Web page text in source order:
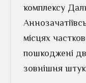
комплексу
місцях
пошкоджені
зовнішня